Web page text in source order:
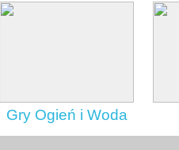
Gry Ogień i Woda